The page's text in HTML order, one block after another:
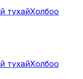
тухайХолбоо
тухайХолбоо